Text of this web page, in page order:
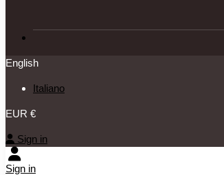
English
Italiano
EUR €
Sign in
Sign in